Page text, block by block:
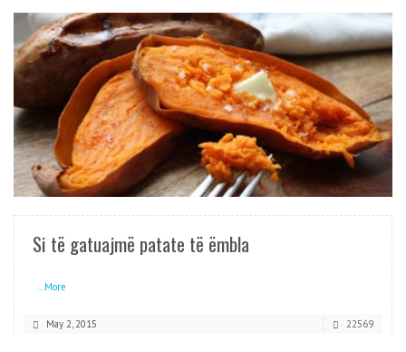
READ MORE
Si të gatuajmë patate të ëmbla
...More
May 2, 2015 22569